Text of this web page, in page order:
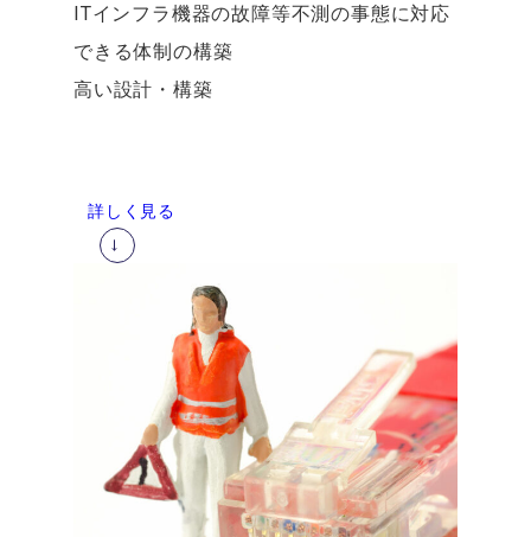
ITインフラ機器の故障等不測の事態に対応
できる体制の構築
高い設計・構築
詳しく見る